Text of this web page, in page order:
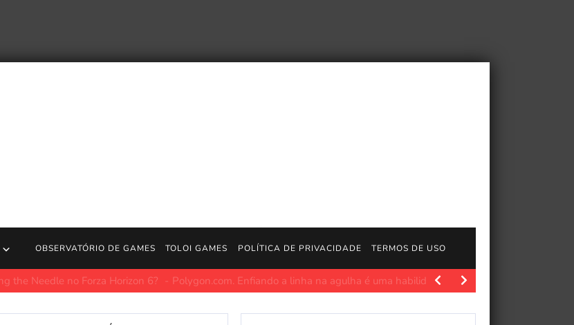
OBSERVATÓRIO DE GAMES TOLOI GAMES POLÍTICA DE PRIVACIDADE TERMOS DE USO
que era grande demais para não falhar Polygon.com. Não é sempre que, como alguém que escreve…